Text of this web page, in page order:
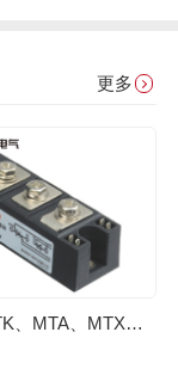
更多
MTC、MTK、MTA、MTX普通晶闸管模块